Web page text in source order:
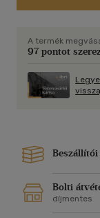
A termék
97 pontot
Bolti
díjmentes